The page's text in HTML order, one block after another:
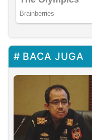
BACA JUGA